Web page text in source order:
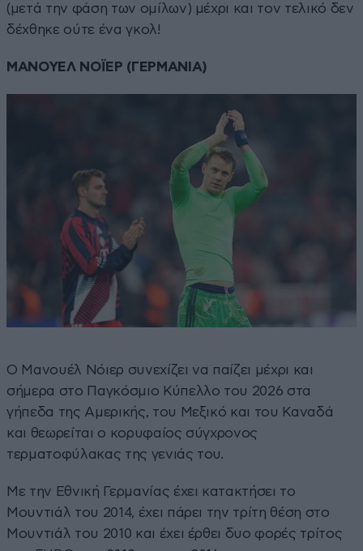
(μετά την φάση των ομίλων) μέχρι και τον τελικό δεν
δέχθηκε ούτε ένα γκολ!
ΜΑΝΟΥΕΛ ΝΟΪΕΡ (ΓΕΡΜΑΝΙΑ)
Ο Μανουέλ Νόιερ συνεχίζει να παίζει μέχρι και
σήμερα στο Παγκόσμιο Κύπελλο του 2026 στα
γήπεδα της Αμερικής, του Μεξικό και του Καναδά
και θεωρείται ο κορυφαίος σύγχρονος
τερματοφύλακας της γενιάς του.
Με την Εθνική Γερμανίας έχει κατακτήσει το
Μουντιάλ του 2014, έχει πάρει την τρίτη θέση στο
Μουντιάλ του 2010 και έχει έρθει δυο φορές τρίτος